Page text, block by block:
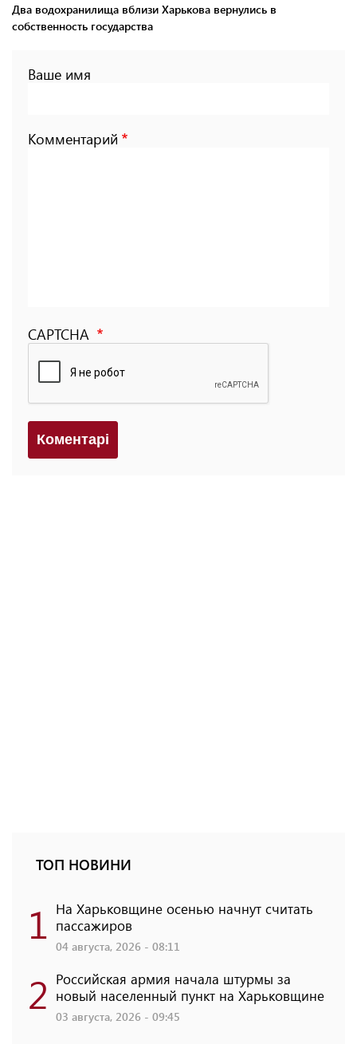
Два водохранилища вблизи Харькова вернулись в
собственность государства
Ваше имя
Комментарий
CAPTCHA
Коментарi
ТОП НОВИНИ
1 На Харьковщине осенью начнут считать
пассажиров
04 августа, 2026 - 08:11
2 Российская армия начала штурмы за
новый населенный пункт на Харьковщине
03 августа, 2026 - 09:45